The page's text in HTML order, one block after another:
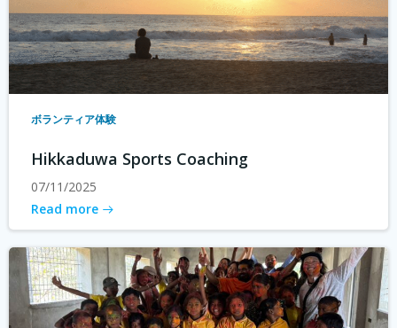
ボランティア体験
Hikkaduwa Sports Coaching
07/11/2025
Read more